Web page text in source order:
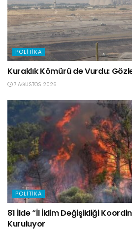
POLITIKA
Kuraklık Kömürü de Vurdu:
7 AĞUSTOS 2026
POLITIKA
81 İlde “İl İklim Değişikliği
Kuruluyor